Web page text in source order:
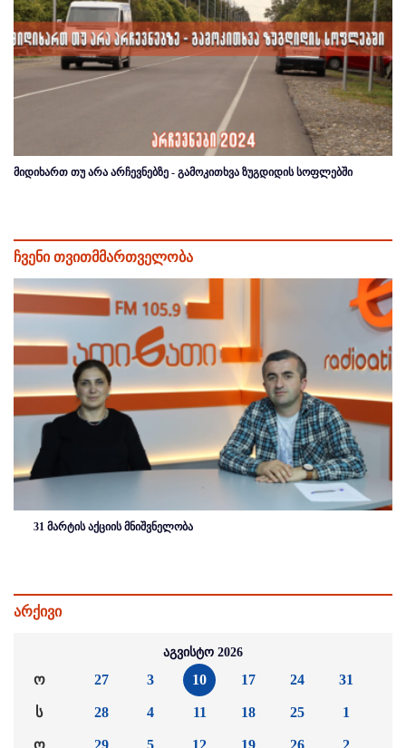
მიდიხართ თუ არა არჩევნებზე - გამოკითხვა ზუგდიდის სოფლებში
ჩვენი თვითმმართველობა
31 მარტის აქციის მნიშვნელობა
არქივი
აგვისტო 2026
ო
ს
ო
27
28
29
3
4
5
10
11
12
17
18
19
24
25
26
31
1
2